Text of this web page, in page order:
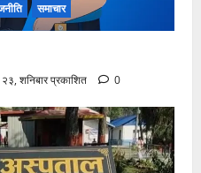
समाचार
शनिबार प्रकाशित 0